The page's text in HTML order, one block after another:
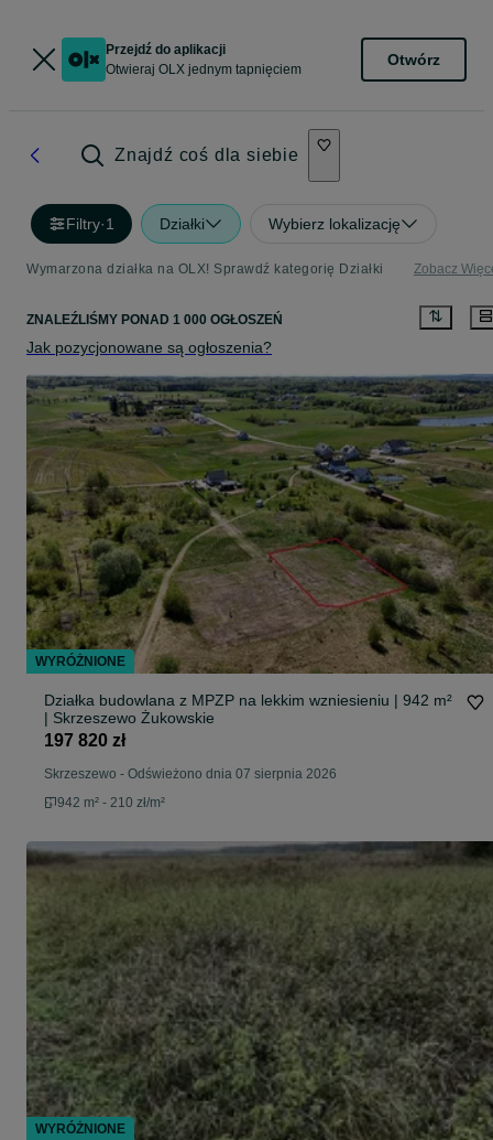
Przejdź do aplikacji
Otwieraj OLX jednym tapnięciem
Otwórz
Znajdź coś dla siebie
Filtry·1 Działki Wybierz lokalizację
Wymarzona działka na OLX! Sprawdź kategorię Działki Zobacz
ZNALEŹLIŚMY PONAD 1 000 OGŁOSZEŃ
Jak pozycjonowane są ogłoszenia?
Działka budowlana z MPZP na lekkim wzniesieniu | 942 m²
| Skrzeszewo Żukowskie
197 820 zł
Skrzeszewo - Odświeżono dnia 07 sierpnia 2026
942 m² - 210 zł/m²
WYRÓŻNIONE
WYRÓŻNIONE